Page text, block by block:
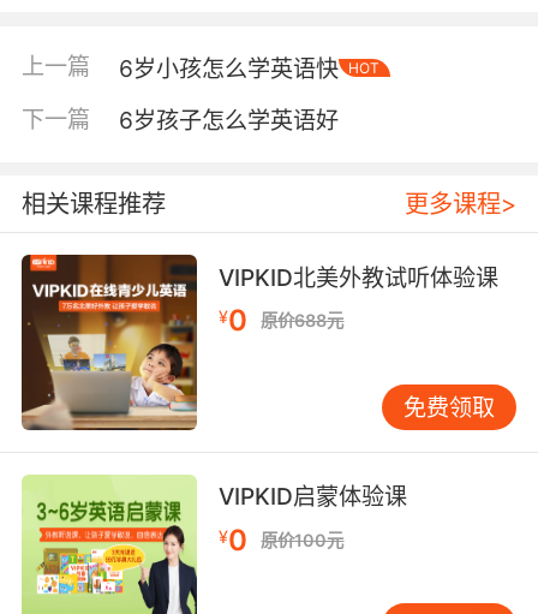
重多样性。故事类音频有助于培养语感和理解
力，儿歌能增强节奏感和发音准确性，分级读物
的配音则提供了循序渐进的难度阶梯。值得注意
的是，同一套材料反复听比不断更换新内容更有
大脑恰恰需要通过重复来建立语言的自动化反
应。同一本绘本听上多遍，孩子往往能从最初只
听懂几个单词，进步到能跟着说出完整的句子。
把英语变成游戏，而不是任务 6岁孩子的注意力
持续时间有限，他们最需要的是乐趣。如果将英
语学习变成严肃的课堂任务，孩子很容易产生抗
拒心理。最有效的学习往往发生在游戏中，孩子
甚至意识不到自己正在“学习”。 “颜色寻宝”是一
个简单易行的方法。家长说“Find something
red”，孩子就在家里寻找红色的物品。吃饭时可
以说“Let’s find green vegetables”。语言与行动
相结合，孩子不仅记住了单词，还理解了如何在
真实场景中使用它们。这种将语言与实际生活联
上一篇 6岁小孩怎么学英语快 HOT
下一篇 6岁孩子怎么学英语好
相关课程推荐 更多课程>
VIPKID北美外教试听体验课
¥0 原价688元
免费领取
VIPKID启蒙体验课
¥0 原价100元